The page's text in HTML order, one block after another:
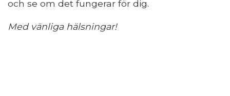
och se om det fungerar för dig.
Med vänliga hälsningar!